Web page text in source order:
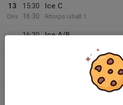
13
Ons
15:30
16:30
Ice C
Ritorps ishall 1
16:30
Ice A/B
Bergshamra skolan